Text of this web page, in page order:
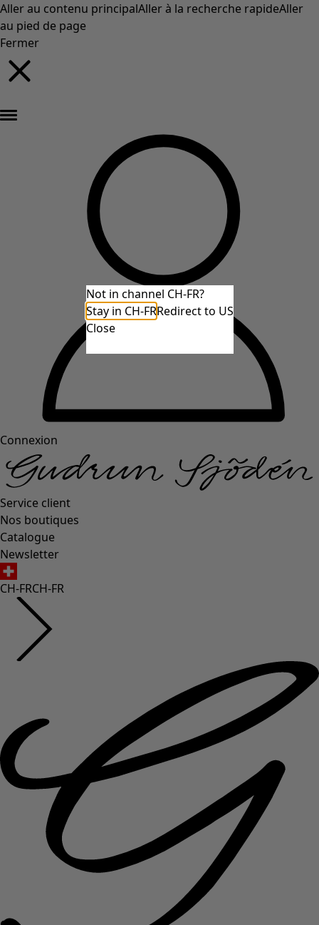
Aller au contenu principalAller à la recherche rapideAller
au pied de page
Fermer
Connexion
Service client
Nos boutiques
Catalogue
Newsletter
CH-FRCH-FR
Not in channel CH-FR?
Stay in CH-FRRedirect to US
Close